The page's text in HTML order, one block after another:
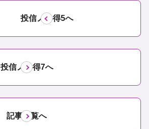
投信ノ心得5へ
投信ノ心得7へ
記事一覧へ